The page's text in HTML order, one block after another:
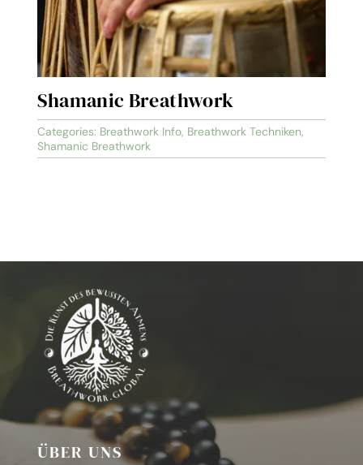
Shamanic Breathwork
Categories: Breathwork Info, Breathwork Techniken,
Shamanic Breathwork
ÜBER UNS